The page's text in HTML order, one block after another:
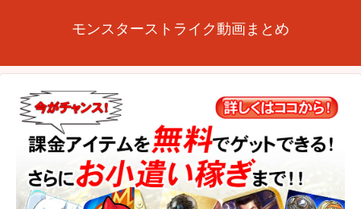
モンスターストライク動画まとめ